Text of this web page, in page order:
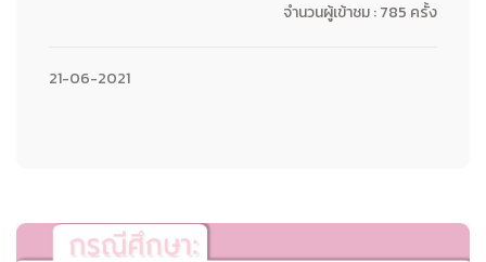
จำนวนผู้เข้าชม : 785 ครั้ง
21-06-2021